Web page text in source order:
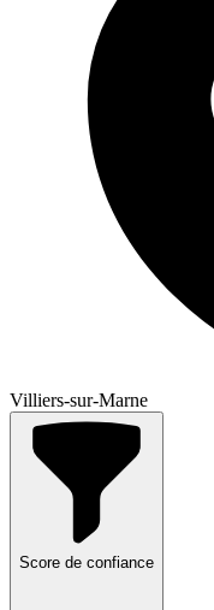
Villiers-sur-Marne
Score de confiance